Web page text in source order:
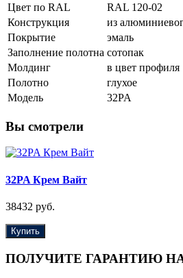
Цвет по RAL
RAL 120-02
Конструкция
из
Покрытие
эмаль
Заполнение полотна сотопак
Молдинг
в цвет профиля
Полотно
глухое
Модель
32PA
Вы смотрели
32PA Крем Вайт
38432 руб.
Купить
ПОЛУЧИТЕ ГАРАНТИЮ